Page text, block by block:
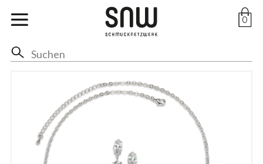
Marken
Hals
Anhänger
Ringe
0